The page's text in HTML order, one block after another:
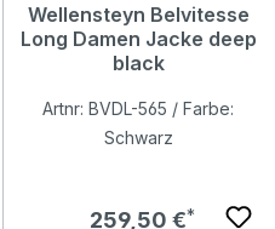
Wellensteyn Belvitesse
Long Damen Jacke deep
black
Artnr: BVDL-565 / Farbe:
Schwarz
Regulärer Preis:
259,50 €